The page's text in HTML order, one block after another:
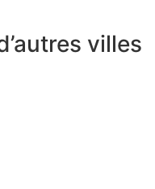
villes